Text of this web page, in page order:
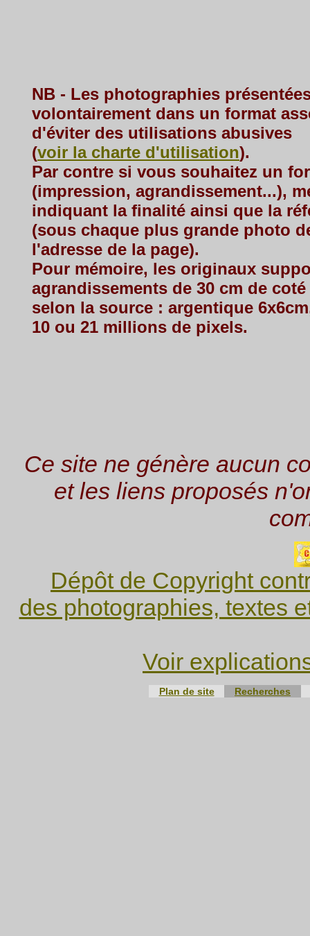
NB - Les photographies
volontairement dans un format
d'éviter des utilisations abusives
(voir la charte d'utilisation).
Par contre si vous souhaitez un
(impression, agrandissement...),
indiquant la finalité ainsi que la
(sous chaque plus grande photo
l'adresse de la page).
Pour mémoire, les originaux
agrandissements de 30 cm de
selon la source : argentique
10 ou 21 millions de pixels.
Ce site ne génère aucun
et les liens proposés
Dépôt de Copyright
des photographies, textes
Voir
Plan de site Recherches